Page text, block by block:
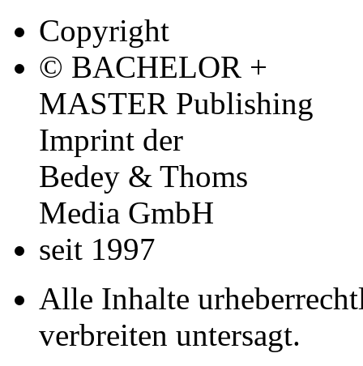
Copyright
© BACHELOR +
MASTER Publishing
Imprint der
Bedey & Thoms
Media GmbH
seit 1997
Alle Inhalte
verbreiten untersagt.